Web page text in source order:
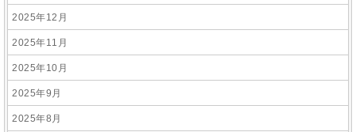
2025年12月
2025年11月
2025年10月
2025年9月
2025年8月